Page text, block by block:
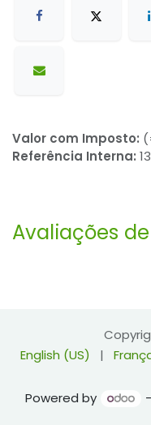
Valor com Imposto:
Referência Interna:
Avaliações
English (US)
|
Powered by